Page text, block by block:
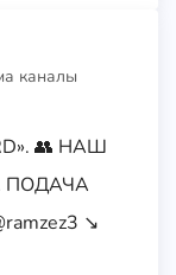
каналы
👥 НАШ
ПОДАЧА
↘️